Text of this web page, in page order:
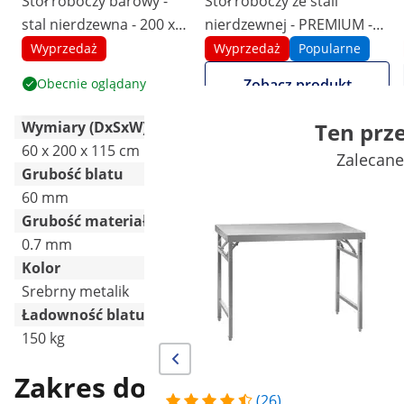
stal nierdzewna - 200 x
60 x 115 cm - 4 półki -
Wyprzedaż
Obecnie oglądany
nierdzewnej - PREMIUM -
120 x 60 cm - 210 kg -
składany - Royal Catering
Wyprzedaż Popularne
Zobacz produkt
Wymiary (DxSxW)
60 x 200 x 115 cm
Grubość blatu
60 mm
Grubość materiału
0.7 mm
1.2 mm
Kolor
Srebrny metalik
Ładowność blatu
150 kg
Zakres dostawy
Ten
(26)